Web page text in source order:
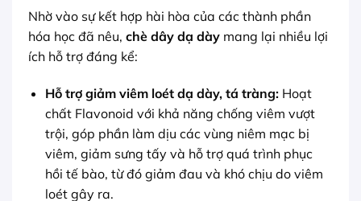
Nhờ vào sự kết hợp hài hòa của các thành phần
hóa học đã nêu, chè dây dạ dày mang lại nhiều lợi
ích hỗ trợ đáng kể:
Hỗ trợ giảm viêm loét dạ dày, tá tràng:Hoạt
chất Flavonoid với khả năng chống viêm vượt
trội, góp phần làm dịu các vùng niêm mạc bị
viêm, giảm sưng tấy và hỗ trợ quá trình phục
hồi tế bào, từ đó giảm đau và khó chịu do viêm
loét gây ra.